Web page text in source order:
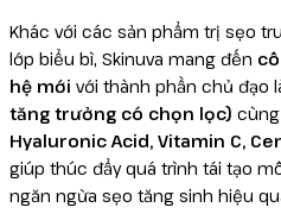
Khác với các sản phẩm trị sẹo
lớp biểu bì, Skinuva mang đến
hệ mới với thành phần chủ đạo
tăng trưởng có chọn lọc)
Hyaluronic Acid, Vitamin C,
giúp thúc đẩy quá trình tái tạo
ngăn ngừa sẹo tăng sinh hiệu